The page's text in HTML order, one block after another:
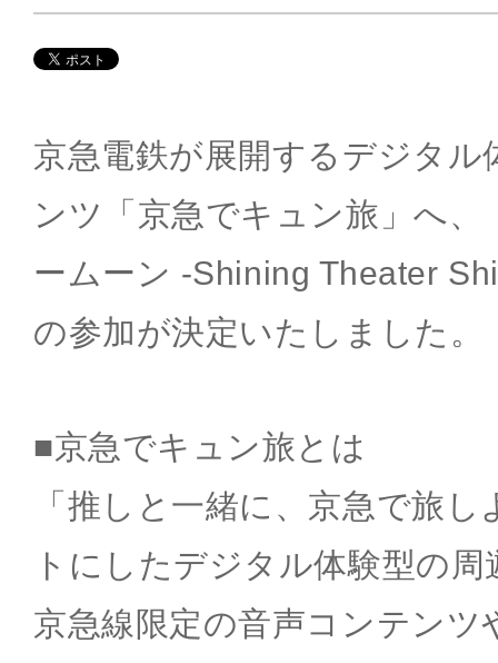
京急電鉄が展開するデジタル
ンツ「京急でキュン旅」へ、
ームーン -Shining Theater
の参加が決定いたしました。
■京急でキュン旅とは
「推しと一緒に、京急で旅
トにしたデジタル体験型の
京急線限定の音声コンテンツ